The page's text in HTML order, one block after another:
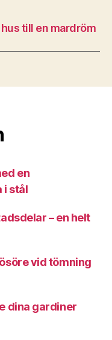
till en mardröm
en
i stål
– en helt
vid tömning
dina gardiner